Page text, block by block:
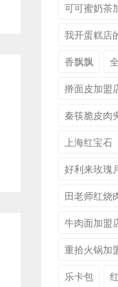
可可蜜奶茶
我开蛋糕店
香飘飘
擀面皮加盟
秦筷脆皮肉
上海红宝石
好利来玫瑰
田老师红烧
牛肉面加盟
重拾火锅加
乐卡包